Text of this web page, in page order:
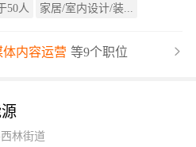
50人 家居/室内设计/装...
内容运营 等9个职位
林街道